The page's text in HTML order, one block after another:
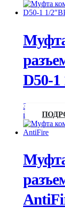
D50-
Запросить
цену